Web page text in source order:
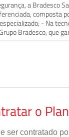
a Bradesco
- Na
Bradesco, que
o
ser contratado